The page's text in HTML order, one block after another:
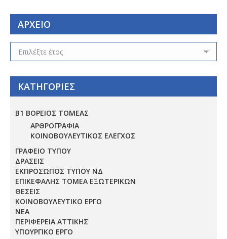
ΑΡΧΕΙΟ
ΑΡΧΕΙΟ
ΚΑΤΗΓΟΡΙΕΣ
Β1 ΒΟΡΕΙΟΣ ΤΟΜΕΑΣ
ΑΡΘΡΟΓΡΑΦΙΑ
ΚΟΙΝΟΒΟΥΛΕΥΤΙΚΟΣ ΕΛΕΓΧΟΣ
ΓΡΑΦΕΙΟ ΤΥΠΟΥ
ΔΡΑΣΕΙΣ
ΕΚΠΡΟΣΩΠΟΣ ΤΥΠΟΥ ΝΔ
ΕΠΙΚΕΦΑΛΗΣ ΤΟΜΕΑ ΕΞΩΤΕΡΙΚΩΝ
ΘΕΣΕΙΣ
ΚΟΙΝΟΒΟΥΛΕΥΤΙΚΟ ΕΡΓΟ
ΝΕΑ
ΠΕΡΙΦΕΡΕΙΑ ΑΤΤΙΚΗΣ
ΥΠΟΥΡΓΙΚΟ ΕΡΓΟ